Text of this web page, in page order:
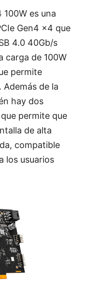
es una
Gen4 x4 que
4.0 40Gb/s
carga de 100W
permite
de la
hay dos
permite que
de alta
compatible
los usuarios